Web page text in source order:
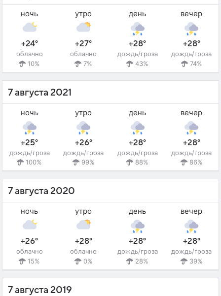
ночь
+24°
облачно
10%
утро
+27°
облачно
7%
день
+28°
дождь/гроза
43%
вечер
+28°
дождь/гроза
74%
7 августа 2021
ночь
+25°
дождь/гроза
100%
утро
+26°
дождь/гроза
99%
день
+28°
дождь/гроза
88%
вечер
+28°
дождь/гроза
86%
7 августа 2020
ночь
+26°
облачно
15%
утро
+28°
облачно
0%
день
+28°
дождь/гроза
28%
вечер
+28°
дождь/гроза
39%
7 августа 2019